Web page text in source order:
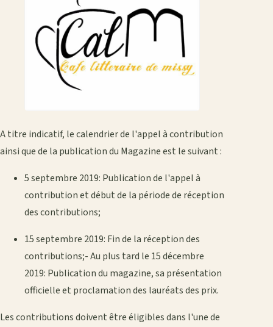
A titre indicatif, le calendrier de l'appel à contribution
ainsi que de la publication du Magazine est le suivant :
5 septembre 2019: Publication de l'appel à
contribution et début de la période de réception
des contributions;
15 septembre 2019: Fin de la réception des
contributions;- Au plus tard le 15 décembre
2019: Publication du magazine, sa présentation
officielle et proclamation des lauréats des prix.
Les contributions doivent être éligibles dans l'une de